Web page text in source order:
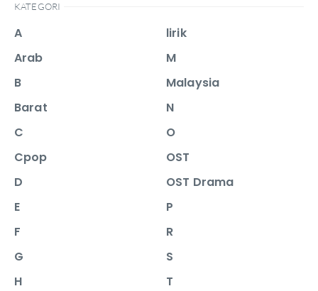
KATEGORI
A
Arab
B
Barat
C
Cpop
D
E
F
G
H
lirik
M
Malaysia
N
O
OST
OST Drama
P
R
S
T